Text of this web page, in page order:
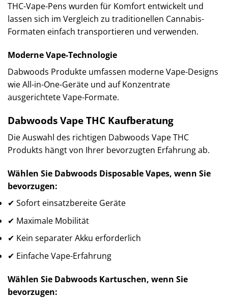
THC-Vape-Pens wurden für Komfort entwickelt und
lassen sich im Vergleich zu traditionellen Cannabis-
Formaten einfach transportieren und verwenden.
Moderne Vape-Technologie
Dabwoods Produkte umfassen moderne Vape-Designs
wie All-in-One-Geräte und auf Konzentrate
ausgerichtete Vape-Formate.
Dabwoods Vape THC Kaufberatung
Die Auswahl des richtigen Dabwoods Vape THC
Produkts hängt von Ihrer bevorzugten Erfahrung ab.
Wählen Sie Dabwoods Disposable Vapes, wenn Sie
bevorzugen:
✔ Sofort einsatzbereite Geräte
✔ Maximale Mobilität
✔ Kein separater Akku erforderlich
✔ Einfache Vape-Erfahrung
Wählen Sie Dabwoods Kartuschen, wenn Sie
bevorzugen: